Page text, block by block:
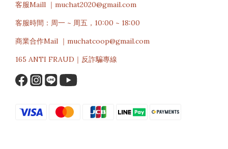
客服Maill ｜muchat2020@gmail.com
客服時間：周一 ~ 周五，10:00 ~ 18:00
商業合作Mail ｜muchatcoop@gmail.com
165 ANTI FRAUD｜反詐騙專線